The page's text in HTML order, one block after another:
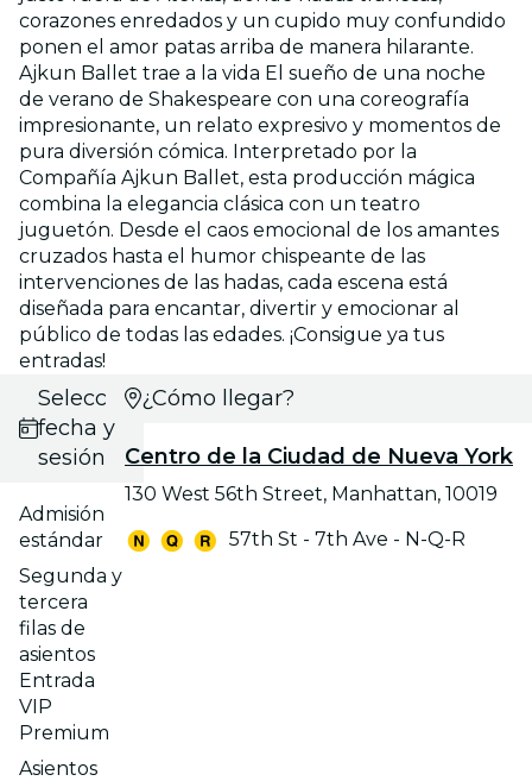
corazones enredados y un cupido muy confundido
ponen el amor patas arriba de manera hilarante.
Ajkun Ballet trae a la vida El sueño de una noche
de verano de Shakespeare con una coreografía
impresionante, un relato expresivo y momentos de
pura diversión cómica. Interpretado por la
Compañía Ajkun Ballet, esta producción mágica
combina la elegancia clásica con un teatro
juguetón. Desde el caos emocional de los amantes
cruzados hasta el humor chispeante de las
intervenciones de las hadas, cada escena está
diseñada para encantar, divertir y emocionar al
público de todas las edades. ¡Consigue ya tus
entradas!
Selecciona
fecha y
sesión
Admisión
estándar
Segunda y
tercera
filas de
asientos
Entrada
VIP
Premium
Asientos
¿Cómo llegar?
Centro de la Ciudad de Nueva York
130 West 56th Street, Manhattan, 10019
57th St - 7th Ave - N-Q-R